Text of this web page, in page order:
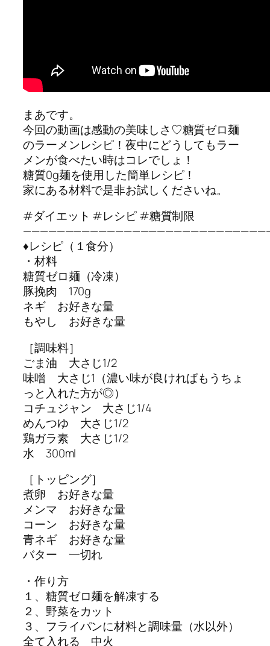
まあです。
今回の動画は感動の美味しさ♡糖質ゼロ麺
のラーメンレシピ！夜中にどうしてもラー
メンが食べたい時はコレでしょ！
糖質0g麺を使用した簡単レシピ！
家にある材料で是非お試しくださいね。
#ダイエット #レシピ #糖質制限
♦︎︎︎︎︎︎︎︎︎レシピ（１食分）
・材料
糖質ゼロ麺（冷凍）
豚挽肉 170g
ネギ お好きな量
もやし お好きな量
［調味料］
ごま油 大さじ1/2
味噌 大さじ1（濃い味が良ければもうちょ
っと入れた方が◎）
コチュジャン 大さじ1/4
めんつゆ 大さじ1/2
鶏ガラ素 大さじ1/2
水 300ml
［トッピング］
煮卵 お好きな量
メンマ お好きな量
コーン お好きな量
青ネギ お好きな量
バター 一切れ
・作り方
１、糖質ゼロ麺を解凍する
２、野菜をカット
３、フライパンに材料と調味量（水以外）
全て入れる 中火